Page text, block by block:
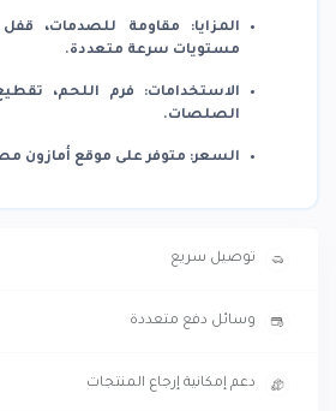
المزايا: مقاومة للصدمات، قفل
مستويات سرعة متعددة.
الاستخدامات: فرم اللحم،
الصلصات.
السعر: متوفر على موقع أمازون
توصيل سريع
وسائل دفع متعددة
دعم إمكانية إرجاع المنتجات